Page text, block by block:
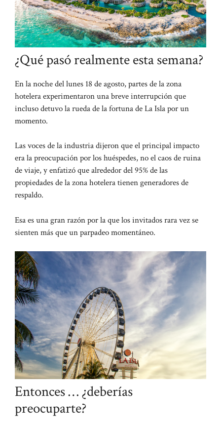
¿Qué pasó realmente esta semana?
En la noche del lunes 18 de agosto, partes de la zona
hotelera experimentaron una breve interrupción que
incluso detuvo la rueda de la fortuna de La Isla por un
momento.
Las voces de la industria dijeron que el principal impacto
era la preocupación por los huéspedes, no el caos de ruina
de viaje, y enfatizó que alrededor del 95% de las
propiedades de la zona hotelera tienen generadores de
respaldo.
Esa es una gran razón por la que los invitados rara vez se
sienten más que un parpadeo momentáneo.
Entonces … ¿deberías
preocuparte?